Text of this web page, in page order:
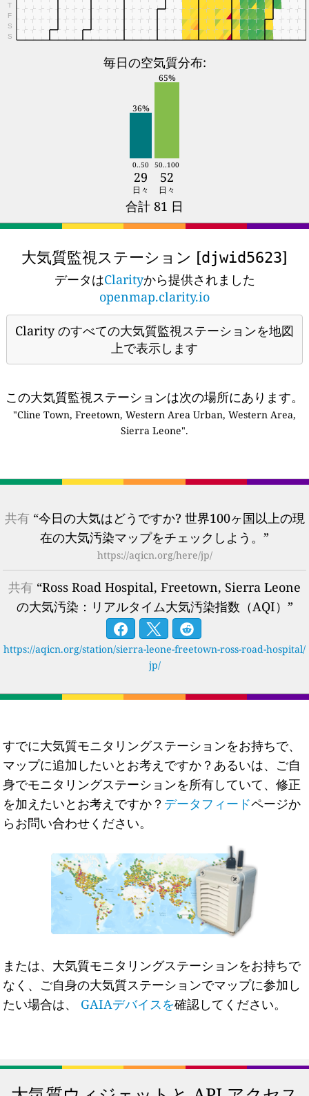
T
F
S
S
毎日の空気質分布:
36%
65%
0..50 50..100
29 52
日々 日々
合計 81 日
大気質監視ステーション [djwid5623]
データはClarityから提供されました
openmap.clarity.io
Clarity のすべての大気質監視ステーションを地図
上で表示します
この大気質監視ステーションは次の場所にあります。
"Cline Town, Freetown, Western Area Urban, Western Area,
Sierra Leone".
共有“今日の大気はどうですか? 世界100ヶ国以上の現
在の大気汚染マップをチェックしよう。”
https://aqicn.org/here/jp/
共有 “Ross Road Hospital, Freetown, Sierra Leone
の大気汚染：リアルタイム大気汚染指数（AQI）”
https://aqicn.org/station/sierra-leone-freetown-ross-road-hospital/
jp/
すでに大気質モニタリングステーションをお持ちで、
マップに追加したいとお考えですか？あるいは、ご自
身でモニタリングステーションを所有していて、修正
を加えたいとお考えですか？ データフィードページか
らお問い合わせください。
または、大気質モニタリングステーションをお持ちで
なく、ご自身の大気質ステーションでマップに参加し
たい場合は、 GAIAデバイスを確認してください。